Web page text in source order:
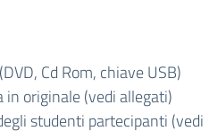
Cd Rom, chiave USB)
originale (vedi allegati)
studenti partecipanti (vedi